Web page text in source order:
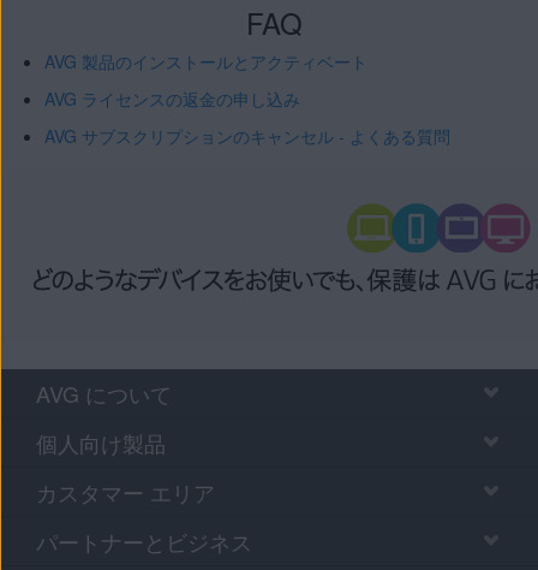
FAQ
AVG 製品のインストールとアクティベート
AVG ライセンスの返金の申し込み
AVG サブスクリプションのキャンセル - よくある質問
AVG について
個人向け製品
カスタマー エリア
パートナーとビジネス